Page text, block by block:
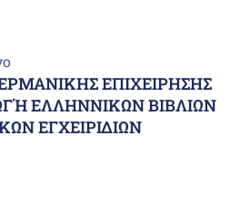
ΕΠΙΧΕΙΡΗΣΗΣ
ΕΛΛΗΝΝΙΚΩΝ ΒΙΒΛΙΩΝ
ΕΓΧΕΙΡΙΔΙΩΝ